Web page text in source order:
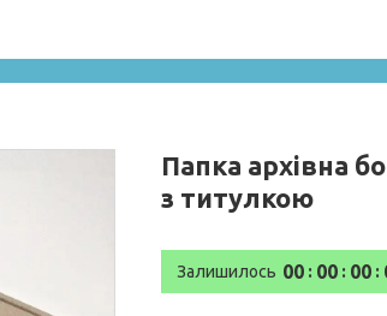
Папка архівна
з титулкою
Залишилось 00 00 00